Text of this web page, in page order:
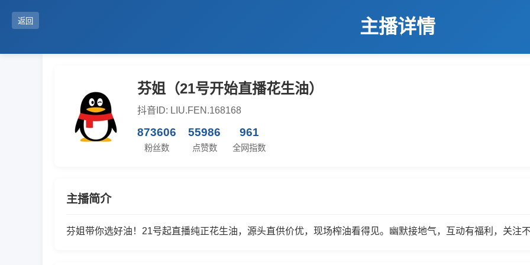
返回 主播详情
芬姐（21号开始直播花生油）
抖音ID: LIU.FEN.168168
873606
粉丝数
55986
点赞数
961
全网指数
主播简介
芬姐带你选好油！21号起直播纯正花生油，源头直供价优，现场榨油看得见。幽默接地气，互动有福利，关注